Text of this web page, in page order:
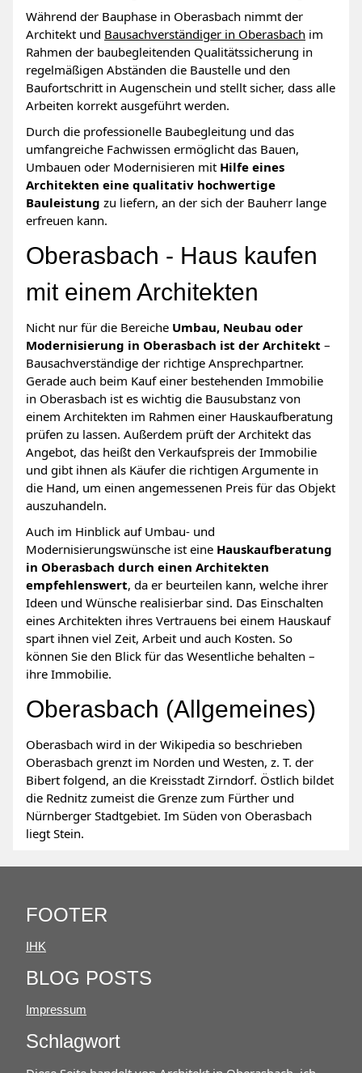
Während der Bauphase in Oberasbach nimmt der
Architekt und Bausachverständiger in Oberasbach im
Rahmen der baubegleitenden Qualitätssicherung in
regelmäßigen Abständen die Baustelle und den
Baufortschritt in Augenschein und stellt sicher, dass alle
Arbeiten korrekt ausgeführt werden.
Durch die professionelle Baubegleitung und das
umfangreiche Fachwissen ermöglicht das Bauen,
Umbauen oder Modernisieren mit Hilfe eines
Architekten eine qualitativ hochwertige
Bauleistung zu liefern, an der sich der Bauherr lange
erfreuen kann.
Oberasbach - Haus kaufen
mit einem Architekten
Nicht nur für die Bereiche Umbau, Neubau oder
Modernisierung in Oberasbach ist der Architekt –
Bausachverständige der richtige Ansprechpartner.
Gerade auch beim Kauf einer bestehenden Immobilie
in Oberasbach ist es wichtig die Bausubstanz von
einem Architekten im Rahmen einer Hauskaufberatung
prüfen zu lassen. Außerdem prüft der Architekt das
Angebot, das heißt den Verkaufspreis der Immobilie
und gibt ihnen als Käufer die richtigen Argumente in
die Hand, um einen angemessenen Preis für das Objekt
auszuhandeln.
Auch im Hinblick auf Umbau- und
Modernisierungswünsche ist eine Hauskaufberatung
in Oberasbach durch einen Architekten
empfehlenswert, da er beurteilen kann, welche ihrer
Ideen und Wünsche realisierbar sind. Das Einschalten
eines Architekten ihres Vertrauens bei einem Hauskauf
spart ihnen viel Zeit, Arbeit und auch Kosten. So
können Sie den Blick für das Wesentliche behalten –
ihre Immobilie.
Oberasbach (Allgemeines)
Oberasbach wird in der Wikipedia so beschrieben
Oberasbach grenzt im Norden und Westen, z. T. der
Bibert folgend, an die Kreisstadt Zirndorf. Östlich bildet
die Rednitz zumeist die Grenze zum Fürther und
Nürnberger Stadtgebiet. Im Süden von Oberasbach
liegt Stein.
FOOTER
IHK
BLOG POSTS
Impressum
Schlagwort